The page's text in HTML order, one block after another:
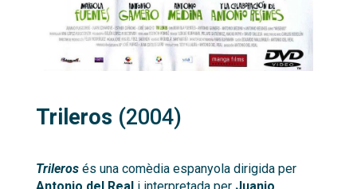
Trileros (2004)
Trilerosés una comèdia espanyola dirigida per